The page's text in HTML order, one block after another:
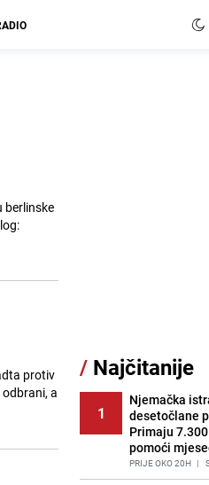
berlinske
protiv
/ Najčitanije
1
Njemačka
desetočlane
Primaju
pomoći
PRIJE OKO 20H |